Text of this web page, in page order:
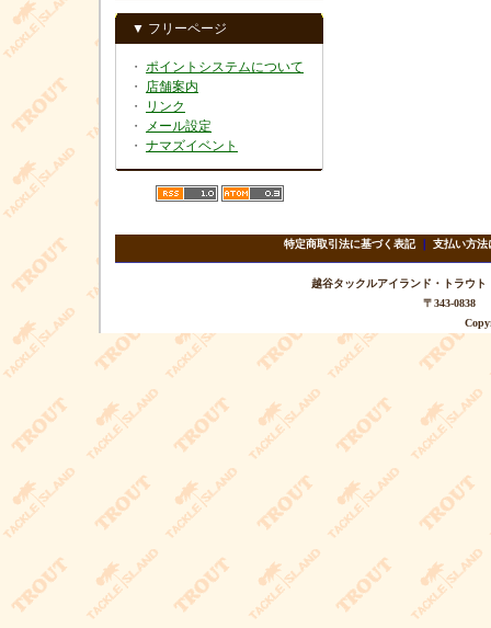
▼ フリーページ
・ ポイントシステムについて
・ 店舗案内
・
リンク
・
メール設定
・ ナマズイベント
特定商取引法に基づく表記｜ 支払い方法
越谷タックルアイランド・トラ
〒343-0838